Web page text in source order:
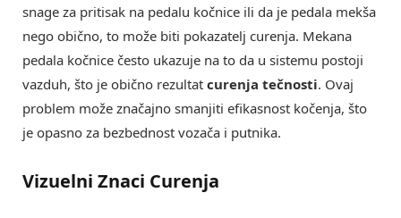
snage za pritisak na pedalu kočnice ili da je pedala mekša
nego obično, to može biti pokazatelj curenja. Mekana
pedala kočnice često ukazuje na to da u sistemu postoji
vazduh, što je obično rezultat curenja tečnosti. Ovaj
problem može značajno smanjiti efikasnost kočenja, što
je opasno za bezbednost vozača i putnika.
Vizuelni Znaci Curenja